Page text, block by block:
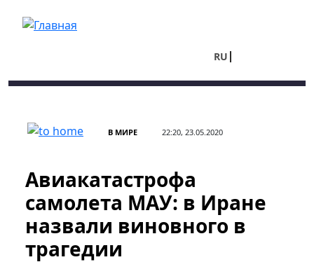
RU
В МИРЕ 22:20, 23.05.2020
Авиакатастрофа
самолета МАУ: в Иране
назвали виновного в
трагедии